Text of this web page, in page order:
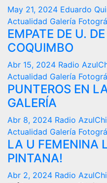
May 21, 2024 Eduardo
Actualidad Galería
EMPATE DE U.
COQUIMBO
Abr 15, 2024 Radio
Actualidad Galería
PUNTEROS EN
GALERÍA
Abr 8, 2024 Radio
Actualidad Galería
LA U FEMENINA
PINTANA!
Abr 2, 2024 Radio